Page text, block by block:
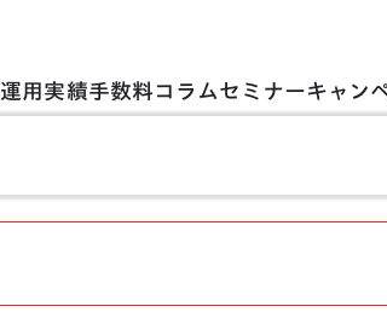
運用実績手数料コラムセミナーキャン
【ROBOPRO特別編】預り資産残高1,000億円